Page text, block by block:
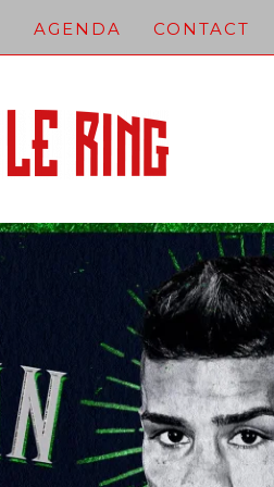
AGENDA CONTACT